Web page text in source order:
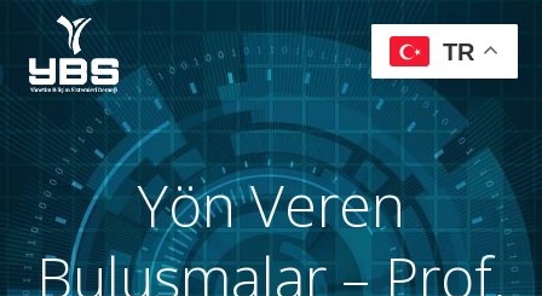
Yön Veren
Buluşmalar – Prof.
TR